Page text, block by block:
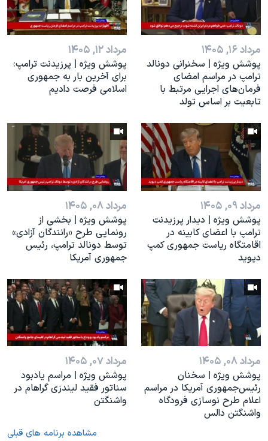
نرگس محمدی برنده جایزه نوبل صلح
همایش محافظه‌کاران آمریکا «سی‌پک»
صفحه‌های ویژه
سفر پرزیدنت ترامپ به چین
مرداد ۱۶, ۱۴۰۵
پوشش ویژه | سخنرانی دونالد
ترامپ در مراسم امضای
فرمان‌های اجرایی مرتبط با
تابعیت بر اساس تولد
مرداد ۱۲, ۱۴۰۵
پوشش ویژه | پرزیدنت ترامپ:
برای آخرین بار به جمهوری
اسلامی فرصت دادیم
مرداد ۰۹, ۱۴۰۵
پوشش ویژه | دیدار پرزیدنت
ترامپ با اعضای کابینه در
اقامتگاه ریاست جمهوری کمپ
دیوید
مرداد ۰۸, ۱۴۰۵
پوشش ویژه | بخشی از
رونمایی طرح «رانندگان آزادی»
توسط دونالد ترامپ، رئیس
جمهوری آمریکا
مرداد ۰۸, ۱۴۰۵
پوشش ویژه | سخنان
رئيس‌جمهوری آمریکا در مراسم
اعلام طرح نوسازی فرودگاه
واشنگتن دالس
مرداد ۰۷, ۱۴۰۵
پوشش ویژه | مراسم یادبود
سناتور فقید لیندزی گراهام در
واشنگتن
مشاهده برنامه های قبلی